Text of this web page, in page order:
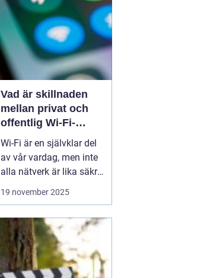
Vad är skillnaden
mellan privat och
offentlig Wi-Fi-
säkerhet?
Wi-Fi är en självklar del
av vår vardag, men inte
alla nätverk är lika säkra.
Privata nätverk hemma
över vilka som får
ansluta, medan
offentliga Wi-Fi-nät...
19 november 2025